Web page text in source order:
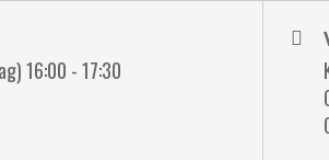
16:00 - 17:30